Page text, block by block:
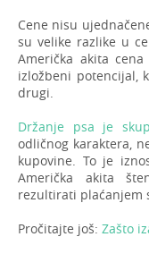
Cene nisu
su velike razlike u
Američka akita
izložbeni potencijal,
drugi.
Držanje psa je
odličnog karaktera,
kupovine. To je
Američka akita
rezultirati plaćanjem
Pročitajte još: Zašto